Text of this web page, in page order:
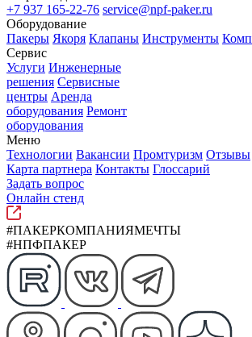
+7 937 165-22-76 service@npf-paker.ru
Оборудование
Пакеры Якоря Клапаны Инструменты
Сервис
Услуги Инженерные
решения Сервисные
центры Аренда
оборудования Ремонт
оборудования
Меню
Технологии Вакансии Промтуризм Отзывы
Карта партнера Контакты Глоссарий
Задать вопрос
Онлайн стенд
#ПАКЕРКОМПАНИЯМЕЧТЫ
#НПФПАКЕР